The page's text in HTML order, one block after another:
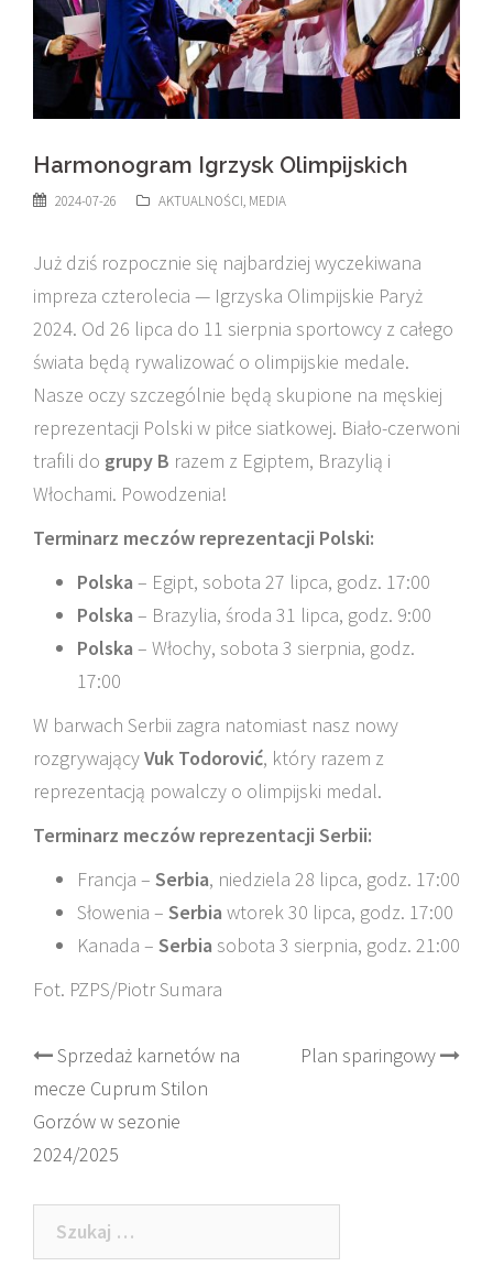
Harmonogram Igrzysk Olimpijskich
2024-07-26 AKTUALNOŚCI, MEDIA
Już dziś rozpocznie się najbardziej wyczekiwana
impreza czterolecia — Igrzyska Olimpijskie Paryż
2024. Od 26 lipca do 11 sierpnia sportowcy z całego
świata będą rywalizować o olimpijskie medale.
Nasze oczy szczególnie będą skupione na męskiej
reprezentacji Polski w piłce siatkowej. Biało-czerwoni
trafili do grupy B razem z Egiptem, Brazylią i
Włochami. Powodzenia!
Terminarz meczów reprezentacji Polski:
Polska – Egipt, sobota 27 lipca, godz. 17:00
Polska – Brazylia, środa 31 lipca, godz. 9:00
Polska – Włochy, sobota 3 sierpnia, godz.
17:00
W barwach Serbii zagra natomiast nasz nowy
rozgrywającyVuk Todorović, który razem z
reprezentacją powalczy o olimpijski medal.
Terminarz meczów reprezentacji Serbii:
Francja – Serbia, niedziela 28 lipca, godz. 17:00
Słowenia – Serbia wtorek 30 lipca, godz. 17:00
Kanada – Serbia sobota 3 sierpnia, godz. 21:00
Fot. PZPS/Piotr Sumara
Post
navigation
Sprzedaż karnetów na
mecze Cuprum Stilon
Gorzów w sezonie
2024/2025
Plan sparingowy
Szukaj: